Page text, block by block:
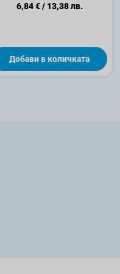
6,84 €/ 13,38 лв.
Добави в количката